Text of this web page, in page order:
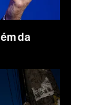
da